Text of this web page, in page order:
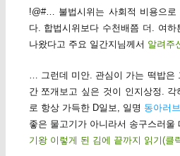
!@#… 불법시위는 사회적 비용으
다. 합법시위보다 수천배쯤 더. 여
나왔다고 주요 일간지님께서 알려주
… 그런데 미안. 관심이 가는 떡밥은
간 쪼개보고 싶은 것이 인지상정. 각
로 항상 가득한 D일보, 일명 동아러
좋은 물고기가 아니라서 송구스러울
기왕 이렇게 된 김에 끝까지 읽기(클